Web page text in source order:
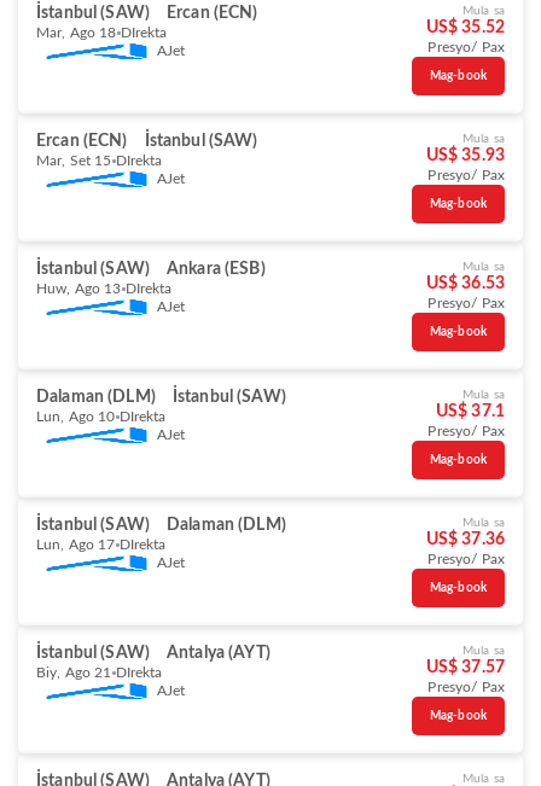
İstanbul (SAW) Ercan (ECN)
Mar, Ago 18 DIrekta
AJet
Mula sa
US$ 35.52
Presyo/ Pax
Mag-book
Ercan (ECN) İstanbul (SAW)
Mar, Set 15 DIrekta
AJet
Mula sa
US$ 35.93
Presyo/ Pax
Mag-book
İstanbul (SAW) Ankara (ESB)
Huw, Ago 13 DIrekta
AJet
Mula sa
US$ 36.53
Presyo/ Pax
Mag-book
Dalaman (DLM) İstanbul (SAW)
Lun, Ago 10 DIrekta
AJet
Mula sa
US$ 37.1
Presyo/ Pax
Mag-book
İstanbul (SAW) Dalaman (DLM)
Lun, Ago 17 DIrekta
AJet
Mula sa
US$ 37.36
Presyo/ Pax
Mag-book
İstanbul (SAW) Antalya (AYT)
Biy, Ago 21 DIrekta
AJet
Mula sa
US$ 37.57
Presyo/ Pax
Mag-book
İstanbul (SAW) Antalya (AYT) Mula sa